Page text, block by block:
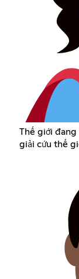
Thế giới đang
giải cứu thế